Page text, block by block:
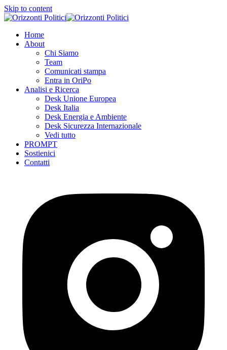
Skip to content
Home
About
Chi Siamo
Team
Comunicati stampa
Entra in OriPo
Analisi e Ricerca
Desk Unione Europea
Desk Italia
Desk Energia e Ambiente
Desk Sicurezza Internazionale
Vedi tutto
PROMPT
Sostienici
Contatti